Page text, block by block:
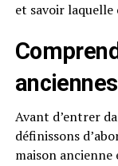
et savoir laquelle
Avant d’entrer
définissons
maison ancienne